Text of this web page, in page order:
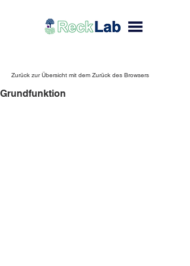
Zurück zur Übersicht mit dem Zurück des Browsers
Grundfunktion